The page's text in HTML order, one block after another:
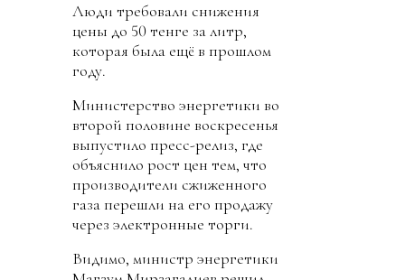
Люди требовали снижения
цены до 50 тенге за литр,
которая была ещё в прошлом
году.
Министерство энергетики во
второй половине воскресенья
выпустило пресс-релиз, где
объяснило рост цен тем, что
производители сжиженного
газа перешли на его продажу
через электронные торги.
Видимо, министр энергетики